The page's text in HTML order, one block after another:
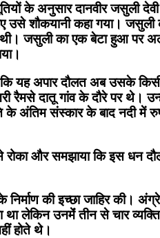
के अनुसार दानवीर जसुली
शौकयानी कहा गया। जसुली
जसुली का एक बेटा हुआ पर
यह अपार दौलत अब उसके
दातू गांव के दौरे पर थे।
के अंतिम संस्कार के बाद नदी
और समझाया कि इस धन
निर्माण की इच्छा जाहिर
लेकिन उनमेंं तीन से चार
होते थे।